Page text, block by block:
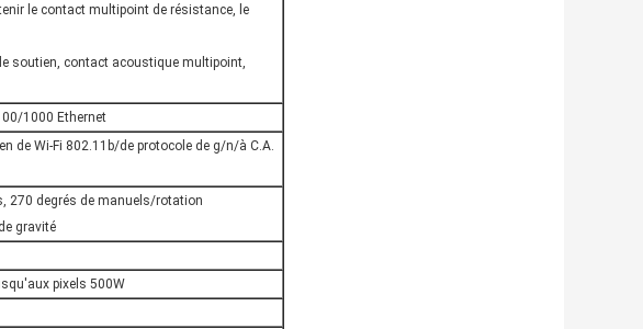
le contact multipoint de résistance, le
soutien, contact acoustique multipoint,
1000 Ethernet
de Wi-Fi 802.11b/de protocole de g/n/à C.A.
270 degrés de manuels/rotation
gravité
pixels 500W